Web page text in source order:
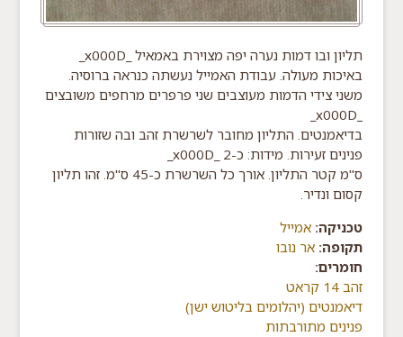
תליון ובו דמות נערה יפה מצוירת באמאיל _x000D_
באיכות מעולה. עבודת האמייל נעשתה כנראה ברוסיה.
משני צידי הדמות מעוצבים שני פרפרים מרחפים משובצים
בדיאמנטים. התליון מחובר לשרשרת זהב ובה שזורות
פנינים זעירות. מידות: כ-2 _x000D_
ס"מ קטר התליון. אורך כל השרשרת כ-45 ס"מ. זהו תליון
קסום ונדיר.
טכניקה: אמייל
תקופה: אר נובו
חומרים:
זהב 14 קראט
דיאמנטים (יהלומים בליטוש ישן)
פנינים מתורבתות